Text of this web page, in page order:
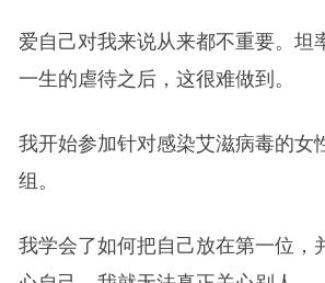
爱自己对我来说从来都不重要。坦
一生的虐待之后，这很难做到。
我开始参加针对感染艾滋病毒的女
组。
我学会了如何把自己放在第一位，